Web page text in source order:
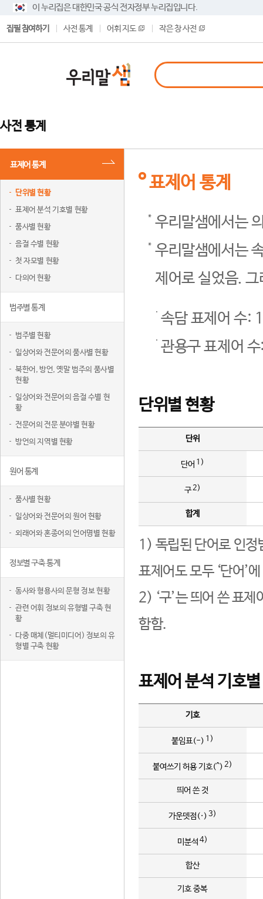
이 누리집은 대한민국 공식 전자정부 누리집입니다.
집필 참여하기 사전 통계 어휘 지도 작은 창 사전
사전 통계
표제어 통계
단위별 현황
표제어 분석 기호별 현황
품사별 현황
음절 수별 현황
첫 자모별 현황
다의어 현황
범주별 통계
범주별 현황
일상어와 전문어의 품사별 현황
북한어, 방언, 옛말 범주의 품사별
현황
일상어와 전문어의 음절 수별 현
황
전문어의 전문 분야별 현황
방언의 지역별 현황
원어 통계
품사별 현황
일상어와 전문어의 원어 현황
외래어와 혼종어의 언어명별 현황
정보별 구축 통계
동사와 형용사의 문형 정보 현황
관련 어휘 정보의 유형별 구축 현
황
다중 매체(멀티미디어) 정보의 유
형별 구축 현황
표제어 통계
우리말샘에서는
우리말샘에서는
제어로 실었음.
속담 표제어 수:
관용구 표제어
단위별 현황
단위
단어 1)
구2)
합계
1) 독립된 단어로 인정
표제어도 모두 ‘단어’
2) ‘구’는 띄어 쓴 표
함함.
표제어 분석 기호
기호
붙임표(-) 1)
붙여쓰기 허용 기호(^) 2)
띄어 쓴 것
가운뎃점(·) 3)
미분석 4)
합산
기호 중복